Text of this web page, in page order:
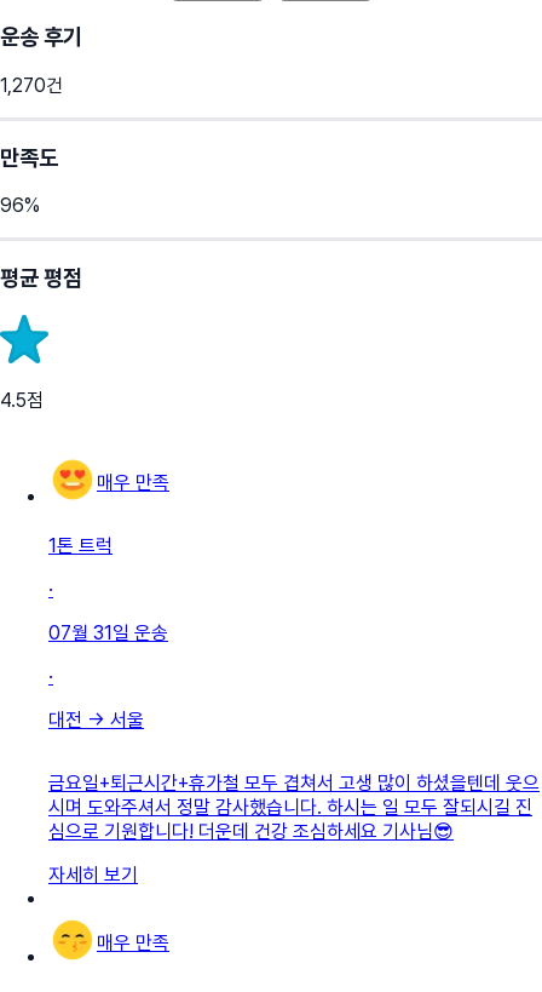
운송 후기
1,270건
만족도
96%
평균 평점
4.5점
매우 만족
1톤 트럭
·
07월 31일 운송
·
대전 → 서울
금요일+퇴근시간+휴가철 모두 겹쳐서 고생 많이 하셨을텐데 웃으
시며 도와주셔서 정말 감사했습니다. 하시는 일 모두 잘되시길 진
심으로 기원합니다! 더운데 건강 조심하세요 기사님😎
자세히 보기
매우 만족